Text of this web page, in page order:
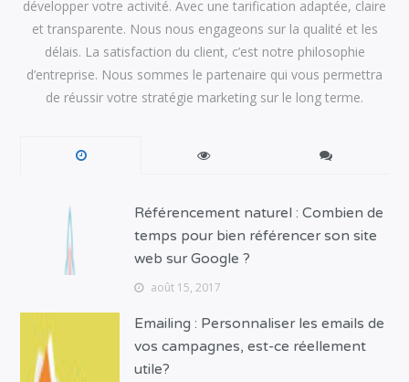
développer votre activité. Avec une tarification adaptée, claire
et transparente. Nous nous engageons sur la qualité et les
délais. La satisfaction du client, c’est notre philosophie
d’entreprise. Nous sommes le partenaire qui vous permettra
de réussir votre stratégie marketing sur le long terme.
Référencement naturel : Combien de
temps pour bien référencer son site
web sur Google ?
août 15, 2017
Emailing : Personnaliser les emails de
vos campagnes, est-ce réellement
utile?